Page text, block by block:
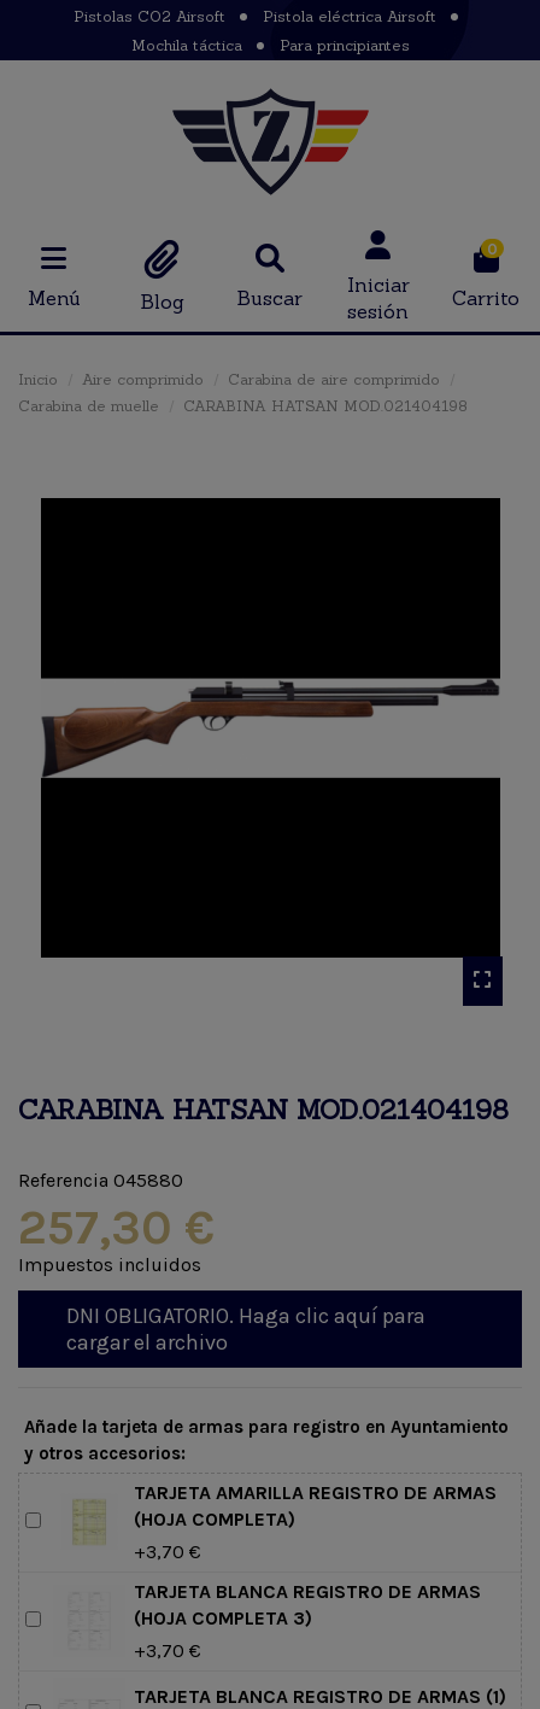
Pistolas CO2 Airsoft
Pistola eléctrica Airsoft
Mochila táctica
Para principiantes
Menú Blog Buscar
Iniciar
sesión
0
Carrito
Inicio Aire comprimido
Carabina de aire comprimido
Carabina de muelle
CARABINA HATSAN MOD.021404198
CARABINA HATSAN MOD.021404198
Referencia 045880
257,30 €
Impuestos incluidos
DNI OBLIGATORIO. Haga clic aquí para
cargar el archivo
Añade la tarjeta de armas para registro en Ayuntamiento
y otros accesorios:
TARJETA AMARILLA REGISTRO DE ARMAS
(HOJA COMPLETA)
+3,70 €
TARJETA BLANCA REGISTRO DE ARMAS
(HOJA COMPLETA 3)
+3,70 €
TARJETA BLANCA REGISTRO DE ARMAS (1)